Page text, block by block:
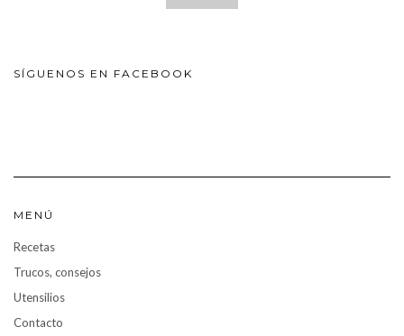
SÍGUENOS EN FACEBOOK
MENÚ
Recetas
Trucos, consejos
Utensilios
Contacto